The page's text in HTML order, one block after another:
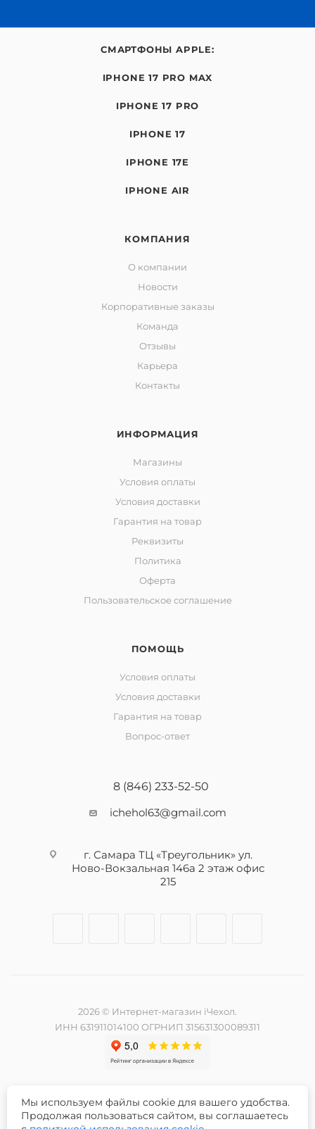
СМАРТФОНЫ APPLE:
IPHONE 17 PRO MAX
IPHONE 17 PRO
IPHONE 17
IPHONE 17E
IPHONE AIR
КОМПАНИЯ
О компании
Новости
Корпоративные заказы
Команда
Отзывы
Карьера
Контакты
ИНФОРМАЦИЯ
Магазины
Условия оплаты
Условия доставки
Гарантия на товар
Реквизиты
Политика
Оферта
Пользовательское соглашение
ПОМОЩЬ
Условия оплаты
Условия доставки
Гарантия на товар
Вопрос-ответ
8 (846) 233-52-50
ichehol63@gmail.com
г. Самара ТЦ «Треугольник» ул.
Ново-Вокзальная 146а 2 этаж офис
215
2026 © Интернет-магазин iЧехол.
ИНН 631911014100 ОГРНИП 315631300089311
Разработка и продвижение сайта -
Мы используем файлы cookie для вашего удобства.
Продолжая пользоваться сайтом, вы соглашаетесь